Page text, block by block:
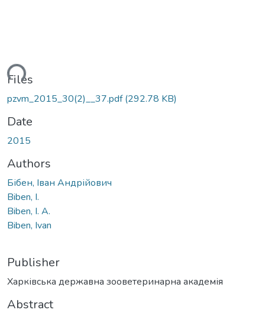
Files
pzvm_2015_30(2)__37.pdf(292.78 KB)
Date
2015
Authors
Бібен, Іван Андрійович
Biben, I.
Biben, I. A.
Biben, Ivan
Publisher
Харківська державна зооветеринарна академія
Abstract